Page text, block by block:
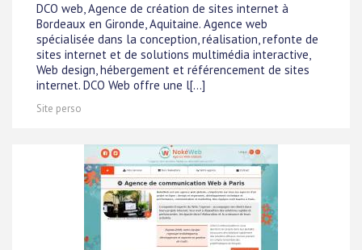
DCO web, Agence de création de sites internet à
Bordeaux en Gironde, Aquitaine. Agence web
spécialisée dans la conception, réalisation, refonte de
sites internet et de solutions multimédia interactive,
Web design, hébergement et référencement de sites
internet. DCO Web offre une l[...]
Site perso